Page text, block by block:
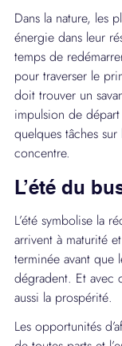
Dans la nature, les
énergie dans leur
temps de
pour traverser le
doit trouver un
impulsion de
quelques tâches
concentre.
L’été du
L’été symbolise la
arrivent à maturité
terminée avant que
dégradent. Et avec
aussi la prospérité.
Les opportunités